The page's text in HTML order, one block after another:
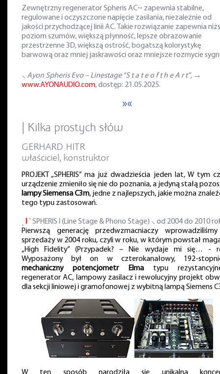
Zewnętrzny regenerator Spheris AC~ zapewnia stabilne,
regulowane i oczyszczone napięcie zasilania, niezależnie od
jakości przychodzącej linii AC. Takie rozwiązanie zapewnia
poziom szumów, większą płynność, lepsze obrazowanie
przestrzenne 3D, większą ostrość, bogatszą kolorystykę
barwową oraz mniej jaskrawości oraz mniejsze rozmycie
⸜ Ayon Spheris Evo – Linestage “S t a t e o f t h e A r t”, →
www.AYONAUDIO.com, dostęp: 21.05.2025.
»«
| Kilka prostych słów
GERHARD HITR
właściciel, konstruktor
PROJEKT „SPHERIS” ma już dwadzieścia jeden lat, W tym
urządzenie zmieniło się nie do poznania, a jedyną stałą
lampy Siemensa C3m, jedne z najlepszych, jakie można
tego typu zastosowań.
˺ SPHERIS I (Line Stage & Phono Stage) ⸜ od 2004 do 2010
Pierwszą generację przedwzmacniaczy
sprzedaży w 2004 roku, czyli w roku, w którym powstał
„High Fidelity” (Przypadek? – Nie wydaje mi się… -
Wyposażony był on w czterokanałowy, 192-
mechaniczny potencjometr Elmatypu
regenerator AC, lampowy zasilacz i rewolucyjny projekt
dla sekcji liniowej i gramofonowej z wybitną lampą Siemens